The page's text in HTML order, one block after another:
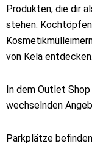
Produkten, die dir
stehen.
von Kela entdecken.
In dem Outlet Shop
wechselnden
Parkplätze